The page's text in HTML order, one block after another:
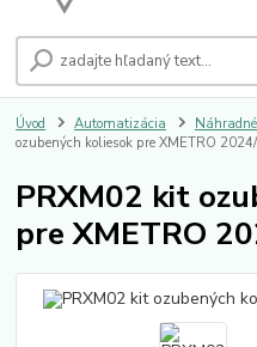
Úvod Automatizácia
ozubených koliesok pre XMETRO
PRXM02 kit
pre XMETRO